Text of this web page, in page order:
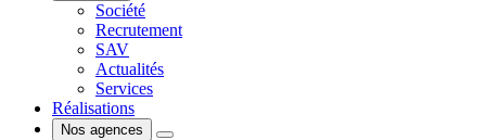
Société
Recrutement
SAV
Actualités
Services
Réalisations
Nos agences